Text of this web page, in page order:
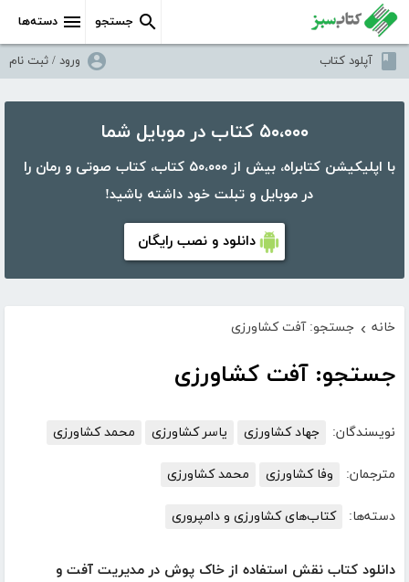
دسته‌ها جستجو
آپلود کتاب ورود / ثبت نام
۵۰،۰۰۰ کتاب در موبایل شما
با اپلیکیشن کتابراه، بیش از ۵۰،۰۰۰ کتاب، کتاب صوتی و رمان را
در موبایل و تبلت خود داشته باشید!
دانلود و نصب رایگان
خانه › جستجو: آفت کشاورزی
جستجو: آفت کشاورزی
نویسندگان: جهاد کشاورزی یاسر کشاورزی محمد کشاورزی
مترجمان: وفا کشاورزی محمد کشاورزی
دسته‌ها: کتاب‌های کشاورزی و دامپروری
دانلود کتاب نقش استفاده از خاک پوش در مدیریت آفت و